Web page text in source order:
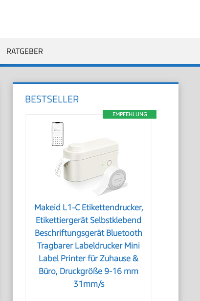
RATGEBER
BESTSELLER
EMPFEHLUNG
Makeid L1-C Etikettendrucker,
Etikettiergerät Selbstklebend
Beschriftungsgerät Bluetooth
Tragbarer Labeldrucker Mini
Label Printer für Zuhause &
Büro, Druckgröße 9-16 mm
31mm/s